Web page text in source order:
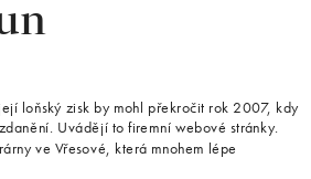
loňský zisk by mohl překročit rok 2007, kdy
Uvádějí to firemní webové stránky.
ve Vřesové, která mnohem lépe